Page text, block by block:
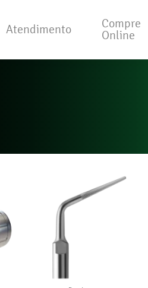
Atendimento
Compre
Online